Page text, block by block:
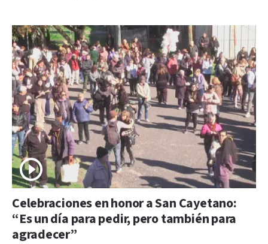
Celebraciones en honor a San Cayetano:
“Es un día para pedir, pero también para
agradecer”